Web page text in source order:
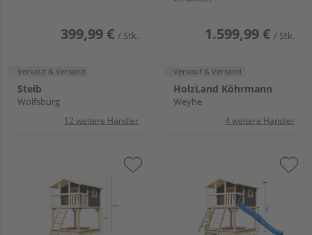
399,99 € / Stk.
Verkauf & Versand
Steib
Wolfsburg
12 weitere Händler
1.599,99 € / Stk.
Verkauf & Versand
HolzLand Köhrmann
Weyhe
4 weitere Händler